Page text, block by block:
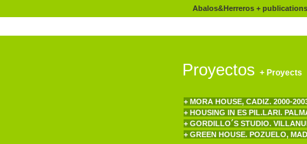
Abalos&Herreros + publications
Proyectos + Proyects
+ MORA HOUSE, CADIZ. 2000-
+ HOUSING IN ES PIL.LARI.
+ GORDILLO´S STUDIO.
+ GREEN HOUSE. POZUELO,